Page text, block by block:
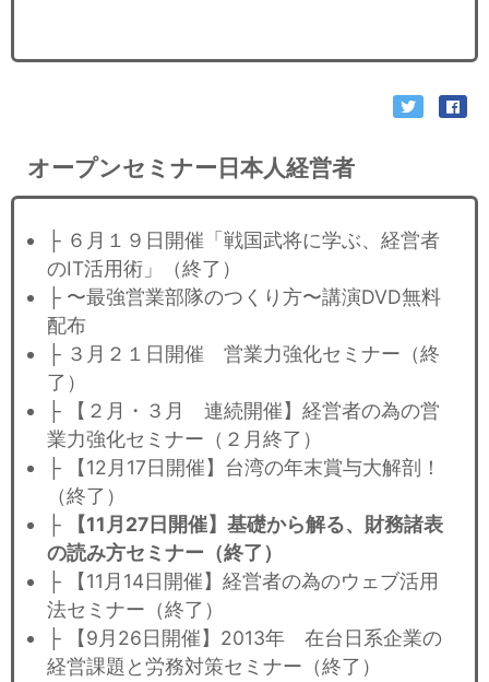
オープンセミナー日本人経営者
├ ６月１９日開催「戦国武将に学ぶ、経営者
のIT活用術」（終了）
├ 〜最強営業部隊のつくり方〜講演DVD無料
配布
├ ３月２１日開催 営業力強化セミナー（終
了）
├ 【２月・３月 連続開催】経営者の為の営
業力強化セミナー（２月終了）
├ 【12月17日開催】台湾の年末賞与大解剖！
（終了）
├
【11月27日開催】基礎から解る、財務諸表
の読み方セミナー（終了）
├ 【11月14日開催】経営者の為のウェブ活用
法セミナー（終了）
├ 【9月26日開催】2013年 在台日系企業の
経営課題と労務対策セミナー（終了）